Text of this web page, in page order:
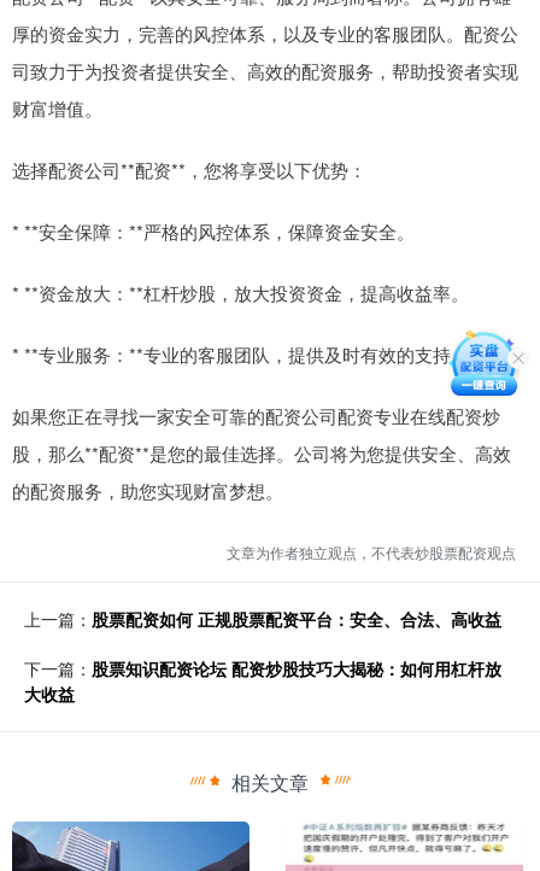
厚的资金实力，完善的风控体系，以及专业的客服团队。配资公
司致力于为投资者提供安全、高效的配资服务，帮助投资者实现
财富增值。
选择配资公司**配资**，您将享受以下优势：
* **安全保障：**严格的风控体系，保障资金安全。
* **资金放大：**杠杆炒股，放大投资资金，提高收益率。
* **专业服务：**专业的客服团队，提供及时有效的支持。
如果您正在寻找一家安全可靠的配资公司配资专业在线配资炒
股，那么**配资**是您的最佳选择。公司将为您提供安全、高效
的配资服务，助您实现财富梦想。
文章为作者独立观点，不代表炒股票配资观点
上一篇： 股票配资如何 正规股票配资平台：安全、合法、高收益
下一篇： 股票知识配资论坛 配资炒股技巧大揭秘：如何用杠杆放
大收益
相关文章